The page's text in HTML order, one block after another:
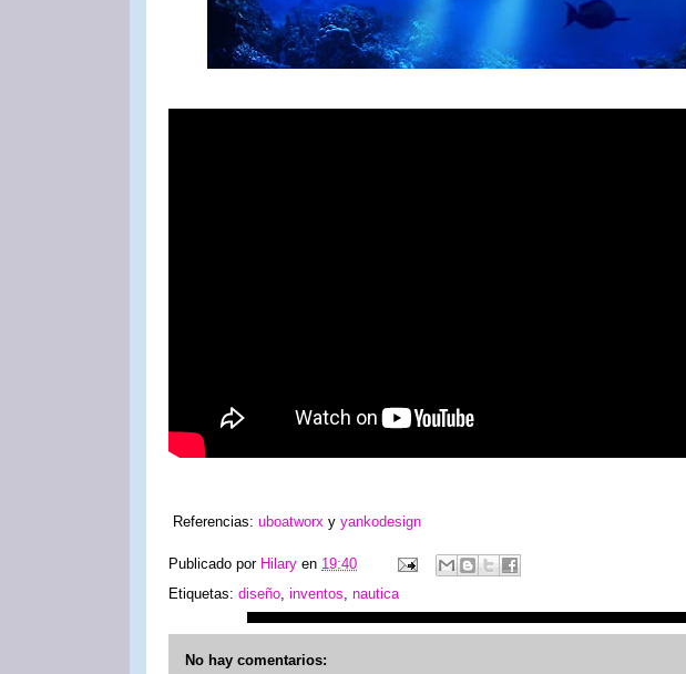
Referencias: uboatworx y yankodesign
Publicado por Hilary en 19:40
Etiquetas: diseño inventos nautica
No hay comentarios: